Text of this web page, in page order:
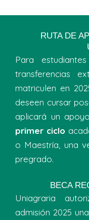
RUTA DE
Para
transferencias
matriculen en
deseen cursar
aplicará un
primer ciclo
o Maestría, una
pregrado.
BECA
Uniagraria
admisión 2025 una